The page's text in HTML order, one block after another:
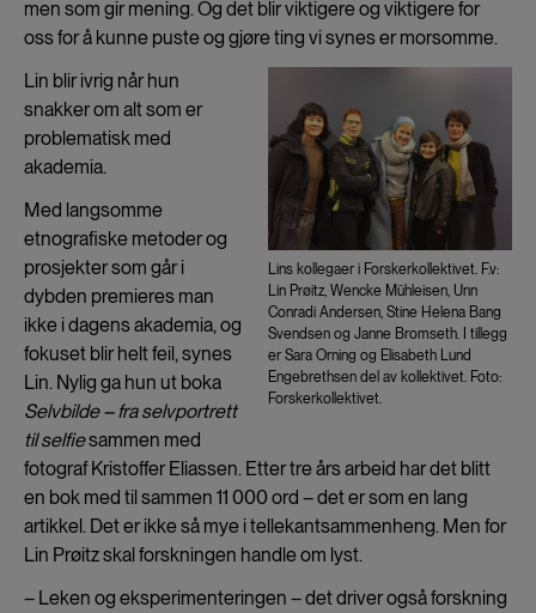
men som gir mening. Og det blir viktigere og viktigere for
oss for å kunne puste og gjøre ting vi synes er morsomme.
Lins kollegaer i Forskerkollektivet. F.v:
Lin Prøitz, Wencke Mühleisen, Unn
Conradi Andersen, Stine Helena Bang
Svendsen og Janne Bromseth. I tillegg
er Sara Orning og Elisabeth Lund
Engebrethsen del av kollektivet. Foto:
Forskerkollektivet.
Lin blir ivrig når hun
snakker om alt som er
problematisk med
akademia.
Med langsomme
etnografiske metoder og
prosjekter som går i
dybden premieres man
ikke i dagens akademia, og
fokuset blir helt feil, synes
Lin. Nylig ga hun ut boka
Selvbilde – fra selvportrett
til selfiesammen med
fotograf Kristoffer Eliassen. Etter tre års arbeid har det blitt
en bok med til sammen 11 000 ord – det er som en lang
artikkel. Det er ikke så mye i tellekantsammenheng. Men for
Lin Prøitz skal forskningen handle om lyst.
– Leken og eksperimenteringen – det driver også forskning